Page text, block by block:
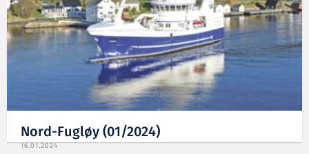
Nord-Fugløy (01/2024)
16.01.2024